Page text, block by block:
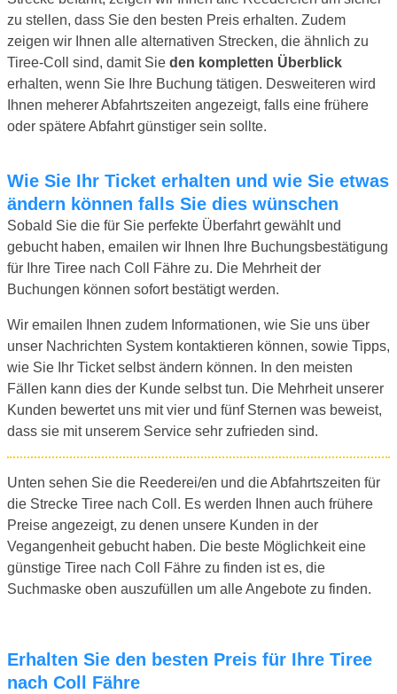
zu stellen, dass Sie den besten Preis erhalten. Zudem
zeigen wir Ihnen alle alternativen Strecken, die ähnlich zu
Tiree-Coll sind, damit Sie den kompletten Überblick
erhalten, wenn Sie Ihre Buchung tätigen. Desweiteren wird
Ihnen meherer Abfahrtszeiten angezeigt, falls eine frühere
oder spätere Abfahrt günstiger sein sollte.
Wie Sie Ihr Ticket erhalten und wie Sie etwas
ändern können falls Sie dies wünschen
Sobald Sie die für Sie perfekte Überfahrt gewählt und
gebucht haben, emailen wir Ihnen Ihre Buchungsbestätigung
für Ihre Tiree nach Coll Fähre zu. Die Mehrheit der
Buchungen können sofort bestätigt werden.
Wir emailen Ihnen zudem Informationen, wie Sie uns über
unser Nachrichten System kontaktieren können, sowie Tipps,
wie Sie Ihr Ticket selbst ändern können. In den meisten
Fällen kann dies der Kunde selbst tun. Die Mehrheit unserer
Kunden bewertet uns mit vier und fünf Sternen was beweist,
dass sie mit unserem Service sehr zufrieden sind.
Unten sehen Sie die Reederei/en und die Abfahrtszeiten für
die Strecke Tiree nach Coll. Es werden Ihnen auch frühere
Preise angezeigt, zu denen unsere Kunden in der
Vegangenheit gebucht haben. Die beste Möglichkeit eine
günstige Tiree nach Coll Fähre zu finden ist es, die
Suchmaske oben auszufüllen um alle Angebote zu finden.
Erhalten Sie den besten Preis für Ihre Tiree
nach Coll Fähre